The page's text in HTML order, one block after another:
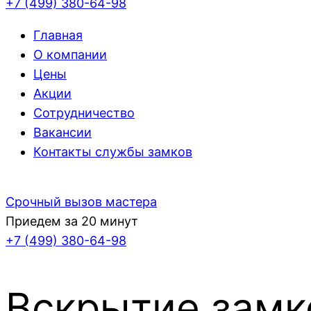
+7 (499) 380-64-98
Главная
О компании
Цены
Акции
Сотрудничество
Вакансии
Контакты службы замков
Срочный вызов мастера
Приедем за 20 минут
+7 (499) 380-64-98